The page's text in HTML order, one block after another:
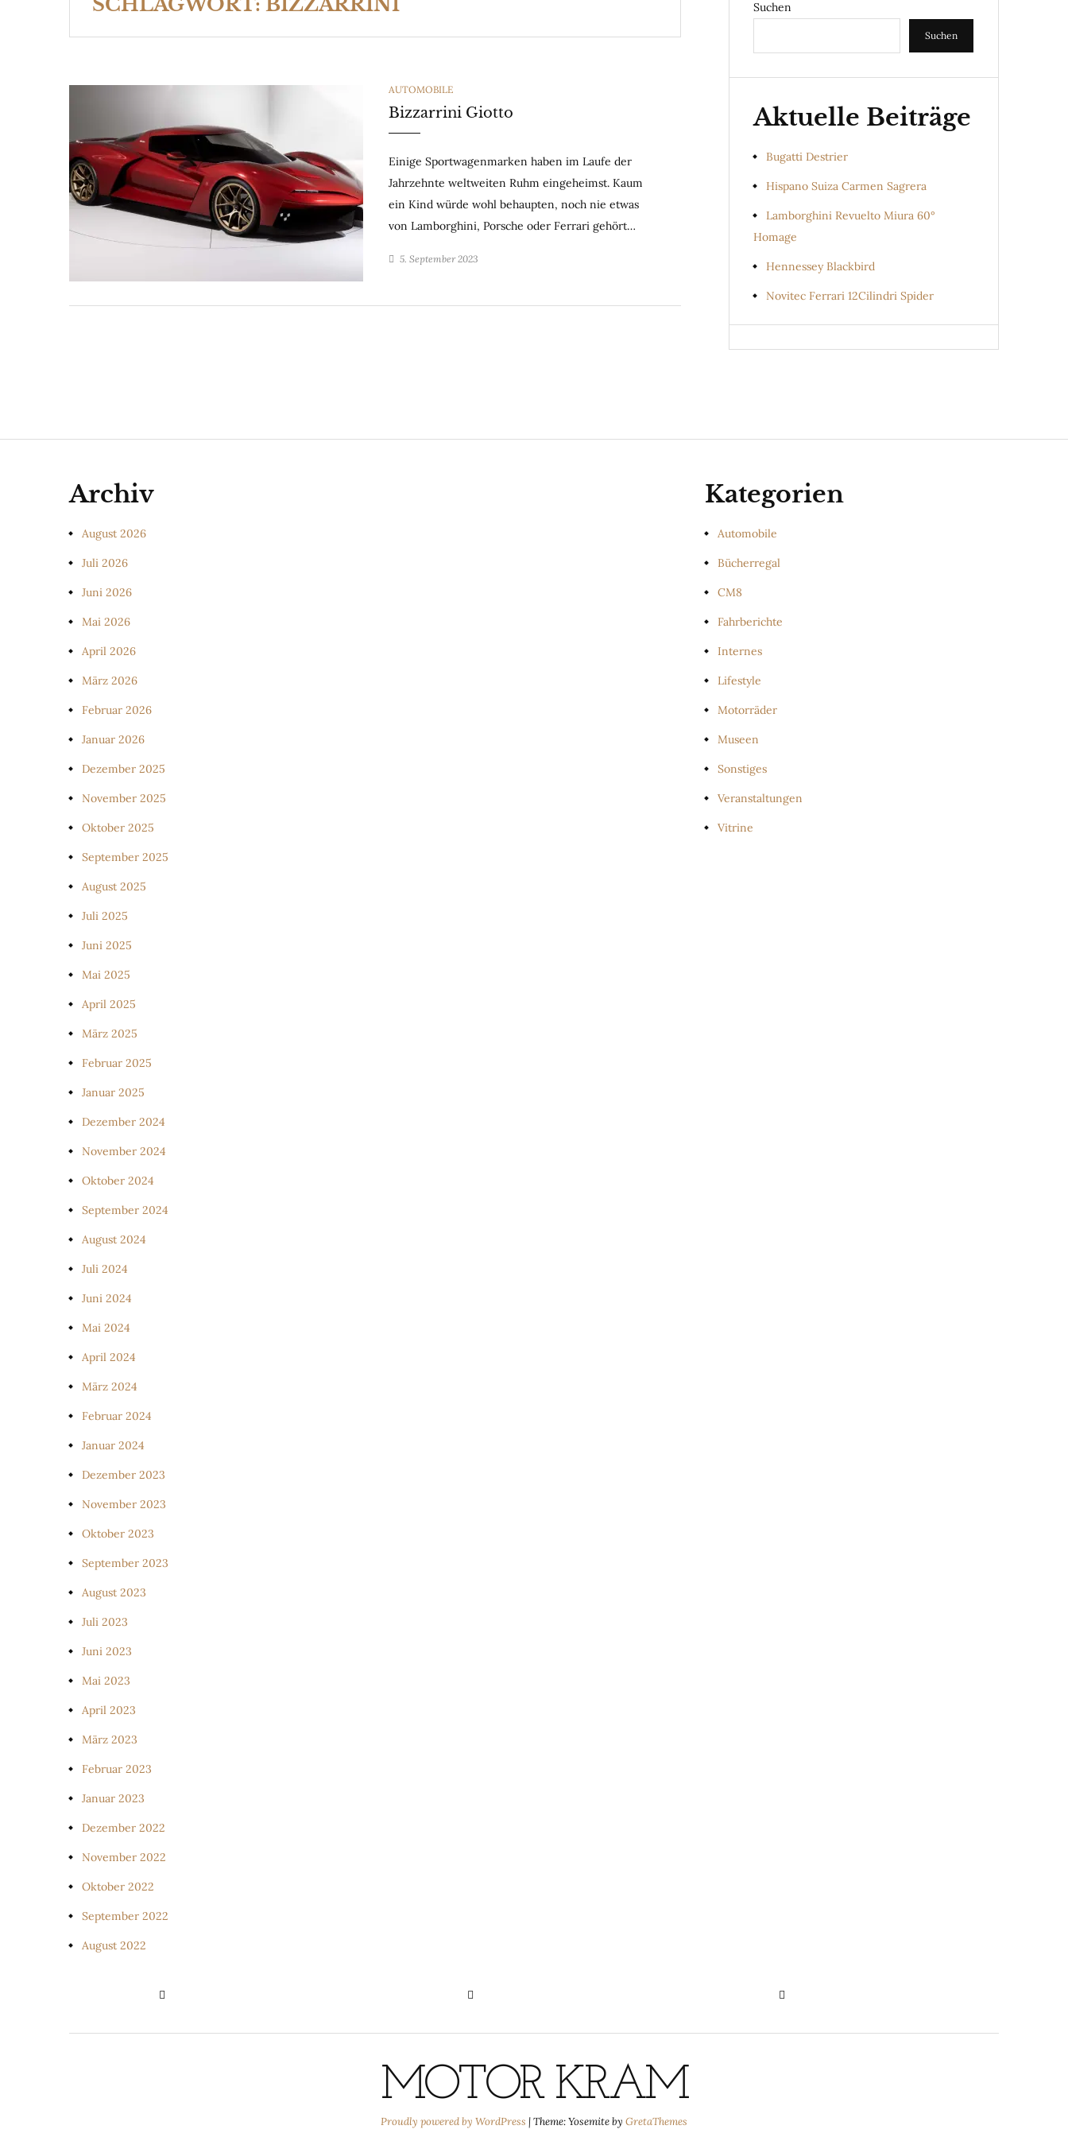
CATEGORIES
AUTOMOBILE
Bizzarrini Giotto
Einige Sportwagenmarken haben im Laufe der
Jahrzehnte weltweiten Ruhm eingeheimst. Kaum
ein Kind würde wohl behaupten, noch nie etwas
von Lamborghini, Porsche oder Ferrari gehört…
5. September 2023
Suchen
Suchen
Aktuelle Beiträge
Bugatti Destrier
Hispano Suiza Carmen Sagrera
Lamborghini Revuelto Miura 60°
Homage
Hennessey Blackbird
Novitec Ferrari 12Cilindri Spider
Archiv
August 2026
Juli 2026
Juni 2026
Mai 2026
April 2026
März 2026
Februar 2026
Januar 2026
Dezember 2025
November 2025
Oktober 2025
September 2025
August 2025
Juli 2025
Juni 2025
Mai 2025
April 2025
März 2025
Februar 2025
Januar 2025
Dezember 2024
November 2024
Oktober 2024
September 2024
August 2024
Juli 2024
Juni 2024
Mai 2024
April 2024
März 2024
Februar 2024
Januar 2024
Dezember 2023
November 2023
Oktober 2023
September 2023
August 2023
Juli 2023
Juni 2023
Mai 2023
April 2023
März 2023
Februar 2023
Januar 2023
Dezember 2022
November 2022
Oktober 2022
September 2022
August 2022
Kategorien
Automobile
Bücherregal
CM8
Fahrberichte
Internes
Lifestyle
Motorräder
Museen
Sonstiges
Veranstaltungen
Vitrine
MOTOR KRAM
Proudly powered by WordPress |Theme: Yosemite by GretaThemes